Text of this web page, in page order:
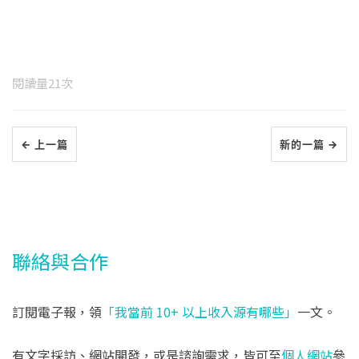
閱讀量21次
← 上一篇 新的一篇 →
聯絡與合作
訂閱電子報，領 「我當前 10+ 以上收入源有哪些」 一文。
有文字採訪、網站開發，或是諮詢需求，皆可至個人網站參